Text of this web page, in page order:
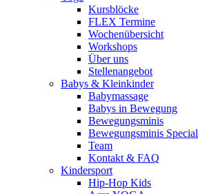
Kursblöcke
FLEX Termine
Wochenübersicht
Workshops
Über uns
Stellenangebot
Babys & Kleinkinder
Babymassage
Babys in Bewegung
Bewegungsminis
Bewegungsminis Special
Team
Kontakt & FAQ
Kindersport
Hip-Hop Kids